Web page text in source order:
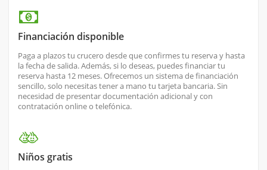
Financiación disponible
Paga a plazos tu crucero desde que confirmes tu reserva y hasta
la fecha de salida. Además, si lo deseas, puedes financiar tu
reserva hasta 12 meses. Ofrecemos un sistema de financiación
sencillo, solo necesitas tener a mano tu tarjeta bancaria. Sin
necesidad de presentar documentación adicional y con
contratación online o telefónica.
Niños gratis